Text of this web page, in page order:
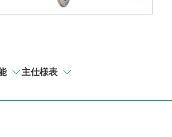
主仕様表